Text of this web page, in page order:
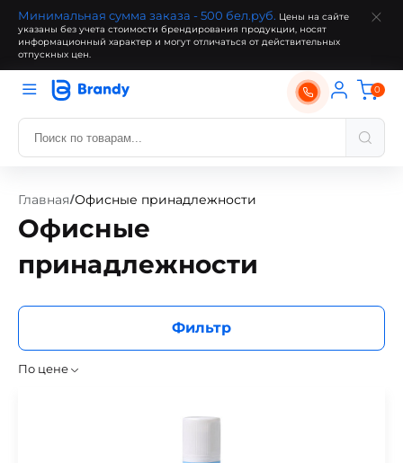
Минимальная сумма заказа - 500 бел.руб. Цены на сайте
указаны без учета стоимости брендирования продукции, носят
информационный характер и могут отличаться от действительных
отпускных цен.
0
Главная/Офисные принадлежности
Офисные
принадлежности
Фильтр
По цене